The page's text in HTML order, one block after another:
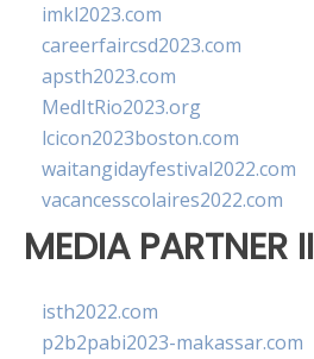
imkl2023.com
careerfaircsd2023.com
apsth2023.com
MedItRio2023.org
lcicon2023boston.com
waitangidayfestival2022.com
vacancesscolaires2022.com
MEDIA PARTNER II
isth2022.com
p2b2pabi2023-makassar.com